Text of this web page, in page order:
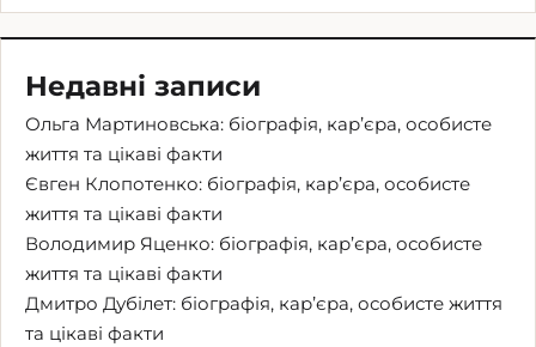
Недавні записи
Ольга Мартиновська: біографія, кар’єра, особисте
життя та цікаві факти
Євген Клопотенко: біографія, кар’єра, особисте
життя та цікаві факти
Володимир Яценко: біографія, кар’єра, особисте
життя та цікаві факти
Дмитро Дубілет: біографія, кар’єра, особисте життя
та цікаві факти